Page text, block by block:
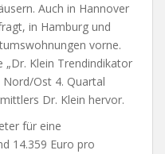
Auch in Hannover
in Hamburg und
vorne.
Klein Trendindikator
Ost 4. Quartal
Dr. Klein hervor.
für eine
14.359 Euro pro